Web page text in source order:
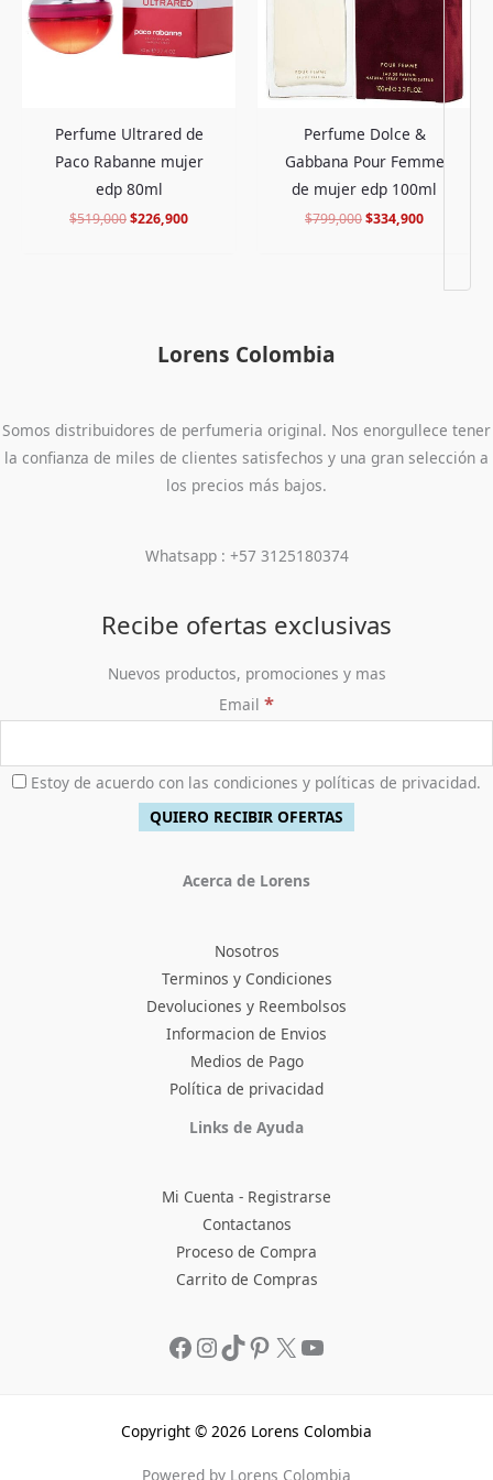
Perfume Ultrared de
Paco Rabanne mujer
edp 80ml
$519,000$226,900
Perfume Dolce &
Gabbana Pour Femme
de mujer edp 100ml
$799,000$334,900
Lorens Colombia
Somos distribuidores de perfumeria original. Nos enorgullece tener
la confianza de miles de clientes satisfechos y una gran selección a
los precios más bajos.
Whatsapp : +57 3125180374
Recibe ofertas exclusivas
Nuevos productos, promociones y mas
Email *
Estoy de acuerdo con las condiciones y políticas de privacidad.
Acerca de Lorens
Nosotros
Terminos y Condiciones
Devoluciones y Reembolsos
Informacion de Envios
Medios de Pago
Política de privacidad
Links de Ayuda
Mi Cuenta - Registrarse
Contactanos
Proceso de Compra
Carrito de Compras
Copyright © 2026 Lorens Colombia
Powered by Lorens Colombia